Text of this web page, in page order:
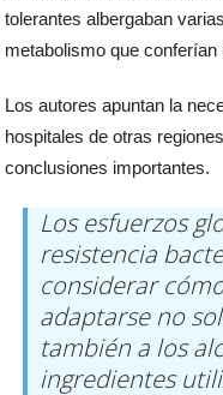
tolerantes albergaban
metabolismo que
Los autores apuntan la
hospitales de otras
conclusiones importantes.
Los esfuerzos
resistencia
considerar
adaptarse no
también a los
ingredientes